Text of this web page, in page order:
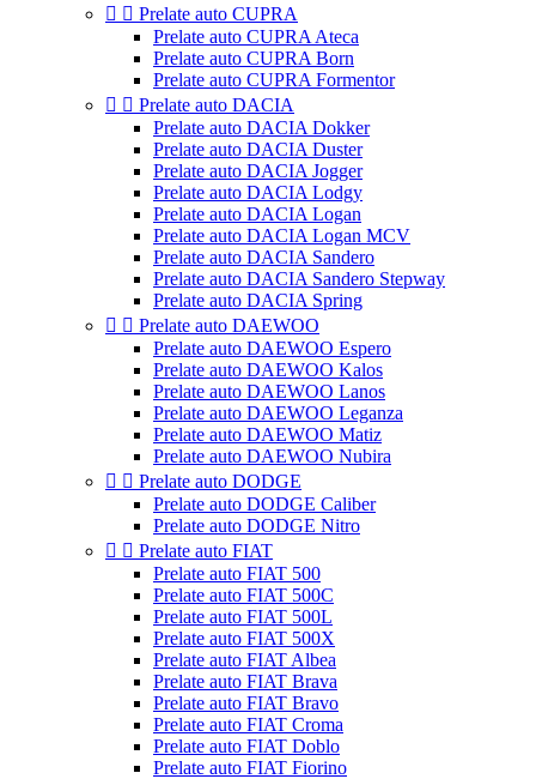
  Prelate auto CUPRA
Prelate auto CUPRA Ateca
Prelate auto CUPRA Born
Prelate auto CUPRA Formentor
  Prelate auto DACIA
Prelate auto DACIA Dokker
Prelate auto DACIA Duster
Prelate auto DACIA Jogger
Prelate auto DACIA Lodgy
Prelate auto DACIA Logan
Prelate auto DACIA Logan MCV
Prelate auto DACIA Sandero
Prelate auto DACIA Sandero Stepway
Prelate auto DACIA Spring
  Prelate auto DAEWOO
Prelate auto DAEWOO Espero
Prelate auto DAEWOO Kalos
Prelate auto DAEWOO Lanos
Prelate auto DAEWOO Leganza
Prelate auto DAEWOO Matiz
Prelate auto DAEWOO Nubira
  Prelate auto DODGE
Prelate auto DODGE Caliber
Prelate auto DODGE Nitro
  Prelate auto FIAT
Prelate auto FIAT 500
Prelate auto FIAT 500C
Prelate auto FIAT 500L
Prelate auto FIAT 500X
Prelate auto FIAT Albea
Prelate auto FIAT Brava
Prelate auto FIAT Bravo
Prelate auto FIAT Croma
Prelate auto FIAT Doblo
Prelate auto FIAT Fiorino